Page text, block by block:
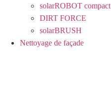
solarROBOT compact
DIRT FORCE
solarBRUSH
Nettoyage de façade